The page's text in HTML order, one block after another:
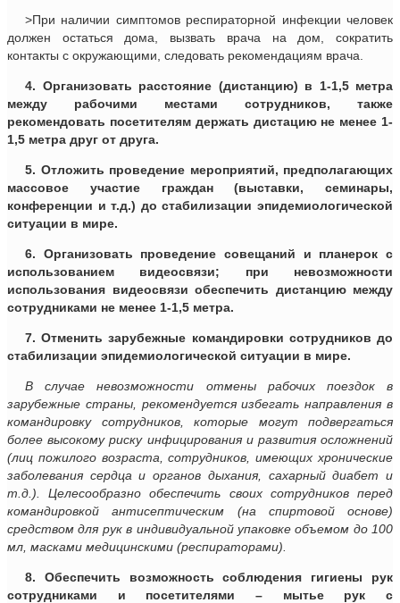
>При наличии симптомов респираторной инфекции человек
должен остаться дома, вызвать врача на дом, сократить
контакты с окружающими, следовать рекомендациям врача.
4. Организовать расстояние (дистанцию) в 1-1,5 метра
между рабочими местами сотрудников, также
рекомендовать посетителям держать дистацию не менее 1-
1,5 метра друг от друга.
5. Отложить проведение мероприятий, предполагающих
массовое участие граждан (выставки, семинары,
конференции и т.д.) до стабилизации эпидемиологической
ситуации в мире.
6. Организовать проведение совещаний и планерок с
использованием видеосвязи; при невозможности
использования видеосвязи обеспечить дистанцию между
сотрудниками не менее 1-1,5 метра.
7. Отменить зарубежные командировки сотрудников до
стабилизации эпидемиологической ситуации в мире.
В случае невозможности отмены рабочих поездок в
зарубежные страны, рекомендуется избегать направления в
командировку сотрудников, которые могут подвергаться
более высокому риску инфицирования и развития осложнений
(лиц пожилого возраста, сотрудников, имеющих хронические
заболевания сердца и органов дыхания, сахарный диабет и
т.д.). Целесообразно обеспечить своих сотрудников перед
командировкой антисептическим (на спиртовой основе)
средством для рук в индивидуальной упаковке объемом до 100
мл, масками медицинскими (респираторами).
8. Обеспечить возможность соблюдения гигиены рук
сотрудниками и посетителями – мытье рук с